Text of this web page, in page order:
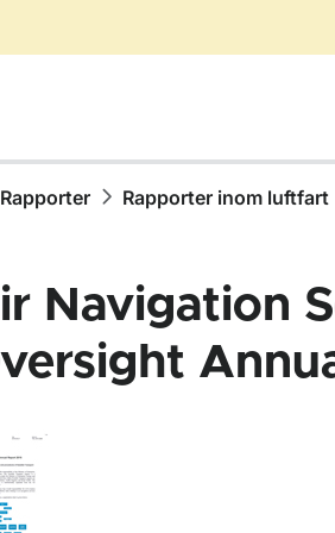
Rapporter Rapporter inom luftfart
Publikationer
Rapporter
Navigation